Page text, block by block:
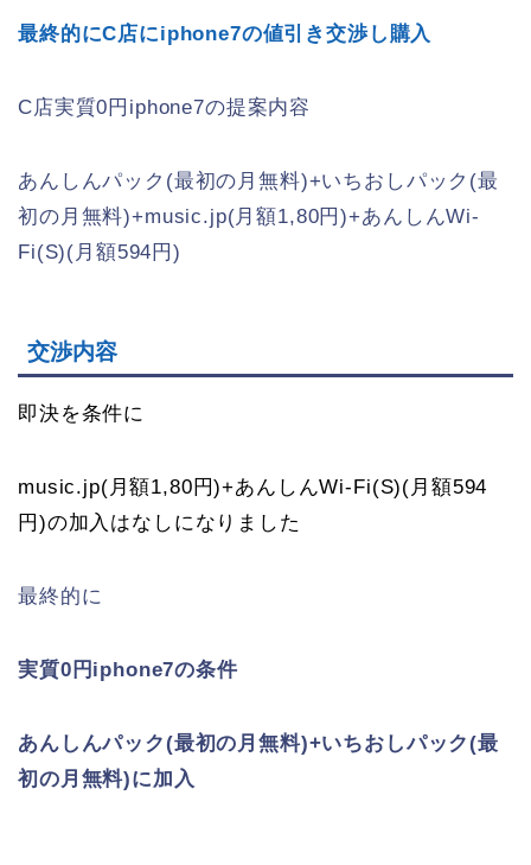
最終的にC店にiphone7の値引き交渉し購入
C店実質0円iphone7の提案内容
あんしんパック(最初の月無料)+いちおしパック(最
初の月無料)+music.jp(月額1,80円)+あんしんWi-
Fi(S)(月額594円)
交渉内容
即決を条件に
music.jp(月額1,80円)+あんしんWi-Fi(S)(月額594
円)の加入はなしになりました
最終的に
実質0円iphone7の条件
あんしんパック(最初の月無料)+いちおしパック(最
初の月無料)に加入